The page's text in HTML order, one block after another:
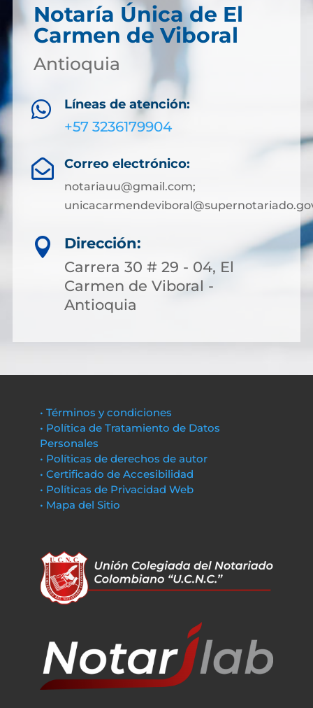
Notaría Única de El
Carmen de Viboral
Antioquia
 Líneas de atención:
+57 3236179904
 Correo electrónico:
notariauu@gmail.com;

Dirección:
Carrera 30 # 29 - 04, El
Carmen de Viboral -
Antioquia
• Términos y condiciones
• Política de Tratamiento de Datos
Personales
• Políticas de derechos de autor
• Certificado de Accesibilidad
• Políticas de Privacidad Web
• Mapa del Sitio